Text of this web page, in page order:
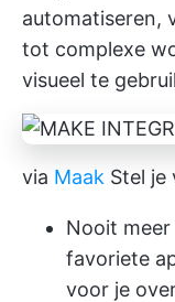
automatiseren,
tot complexe
visueel te
via Maak Stel je
Nooit
favoriete
voor je